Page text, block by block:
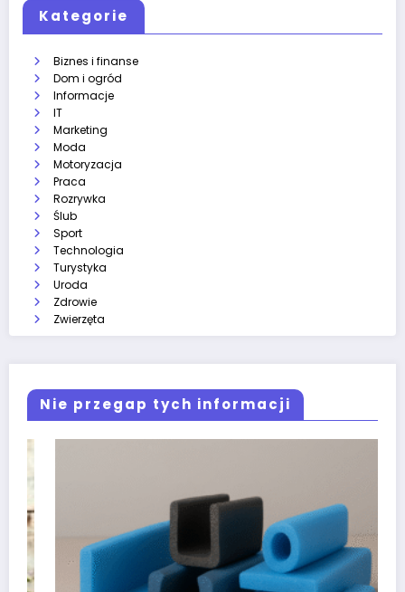
Kategorie
Biznes i finanse
Dom i ogród
Informacje
IT
Marketing
Moda
Motoryzacja
Praca
Rozrywka
Ślub
Sport
Technologia
Turystyka
Uroda
Zdrowie
Zwierzęta
Nie przegap tych informacji